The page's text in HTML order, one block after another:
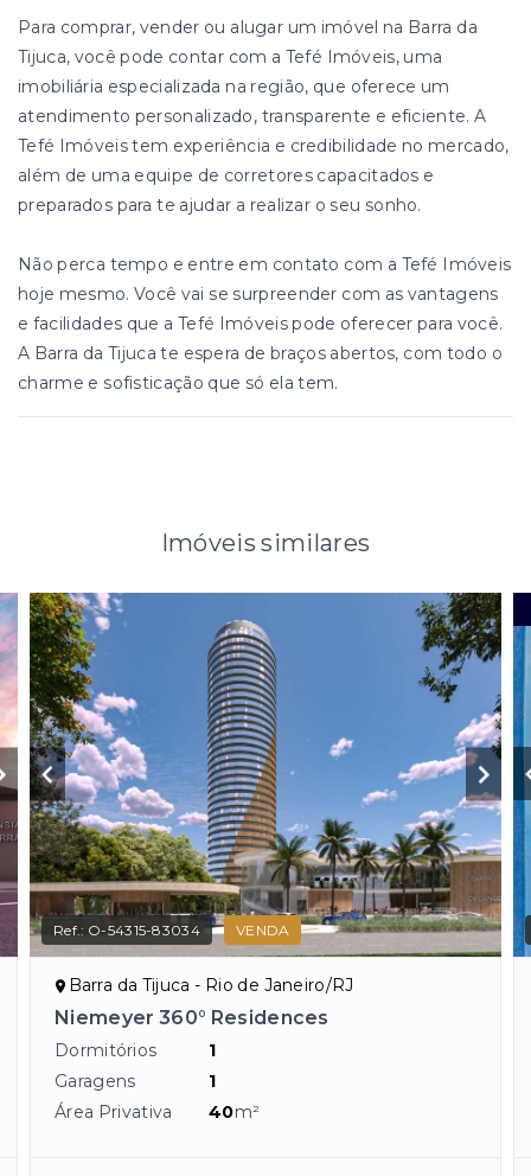
Para comprar, vender ou alugar um imóvel na Barra da
Tijuca, você pode contar com a Tefé Imóveis, uma
imobiliária especializada na região, que oferece um
atendimento personalizado, transparente e eficiente. A
Tefé Imóveis tem experiência e credibilidade no mercado,
além de uma equipe de corretores capacitados e
preparados para te ajudar a realizar o seu sonho.
Não perca tempo e entre em contato com a Tefé Imóveis
hoje mesmo. Você vai se surpreender com as vantagens
e facilidades que a Tefé Imóveis pode oferecer para você.
A Barra da Tijuca te espera de braços abertos, com todo o
charme e sofisticação que só ela tem.
Imóveis similares
Ref.: O-54315-83034 VENDA
Barra da Tijuca - Rio de Janeiro/RJ
Niemeyer 360° Residences
Dormitórios
1
Garagens
1
Área Privativa
40m²